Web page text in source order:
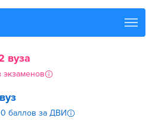
вуза
экзаменов
баллов за ДВИ